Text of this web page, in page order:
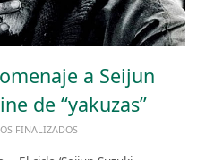
a Seijun
de “yakuzas”
FINALIZADOS